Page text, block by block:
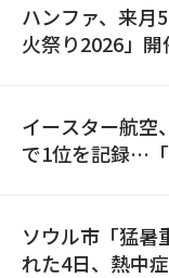
ハンファ、来月
火祭り2026」
イースター航空
で1位を記録…「
ソウル市「猛暑
れた4日、熱中